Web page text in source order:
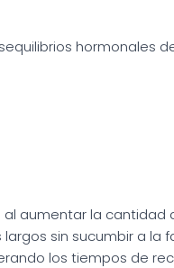
hormonales
aumentar la cantidad
sin sucumbir a la
los tiempos de